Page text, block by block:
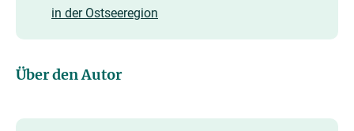
in der Ostseeregion
Über den Autor